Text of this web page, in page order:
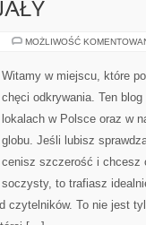
MOŻLIWOŚĆ
Witamy w miejscu, które
chęci odkrywania. Ten
lokalach w Polsce oraz w
globu. Jeśli lubisz
cenisz szczerość i chcesz
soczysty, to trafiasz
czytelników. To nie jest